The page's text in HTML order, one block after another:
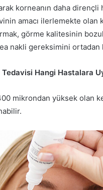
korneanın daha dirençli
amacı ilerlemekte olan
görme kalitesinin
nakli gereksimini ortadan
Hangi Hastalara
mikrondan yüksek olan